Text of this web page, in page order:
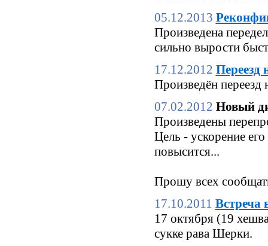
05.12.2013
Произведена
сильно вырости
17.12.2012 Переезд
Произведён переезд
07.02.2012 Новый
Произведены
Цель - ускорение
повысится...
Прошу всех
17.10.2011 Встреча
17 октября (19
сукке рава Шерки.